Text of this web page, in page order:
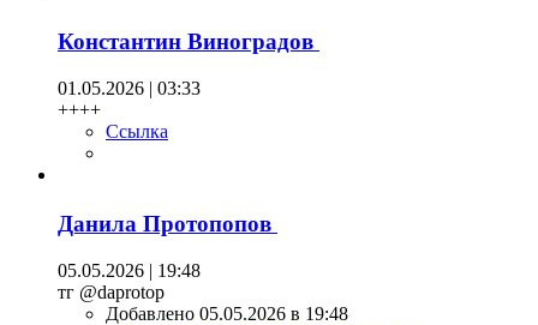
Константин Виноградов
01.05.2026 | 03:33
++++
Ссылка
Данила Протопопов
05.05.2026 | 19:48
тг @daprotop
Добавлено 05.05.2026 в 19:48